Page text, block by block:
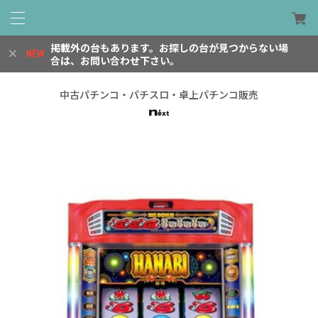
掲載外の台もあります。お探しの台が見つからない場
合は、お問い合わせ下さい。
中古パチンコ・パチスロ・卓上パチンコ販売